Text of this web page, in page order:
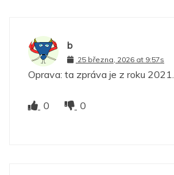
b
25 března, 2026 at 9:57s
Oprava: ta zpráva je z roku 2021.
0 0